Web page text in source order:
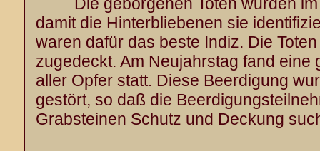
damit die Hinterbliebenen sie
waren dafür das beste Indiz. Die
zugedeckt. Am Neujahrstag fand eine
aller Opfer statt. Diese Beerdigung
gestört, so daß die
Grabsteinen Schutz und Deckung